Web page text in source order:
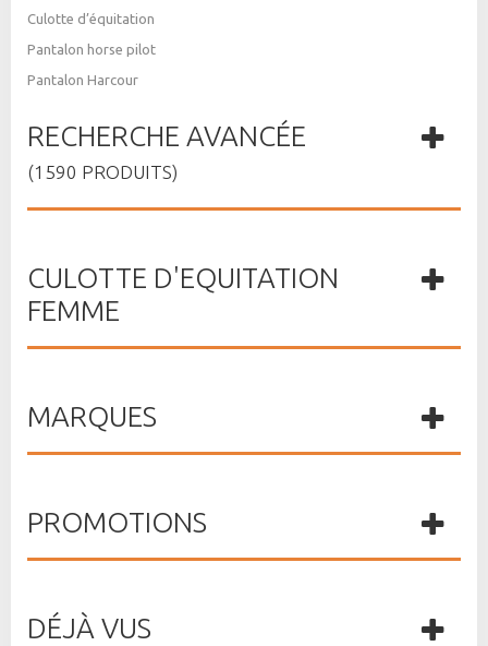
Culotte d’équitation
Pantalon horse pilot
Pantalon Harcour
RECHERCHE AVANCÉE
(1590 PRODUITS)
CULOTTE D'EQUITATION
FEMME
MARQUES
PROMOTIONS
DÉJÀ VUS